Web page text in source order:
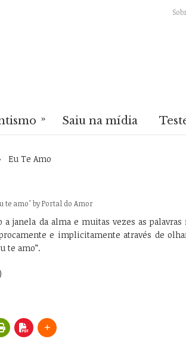
» Saiu na mídia
Eu Te Amo
te amo"byPortal do Amor
a janela da alma e muitas vezes as
e implicitamente através de
te amo”.